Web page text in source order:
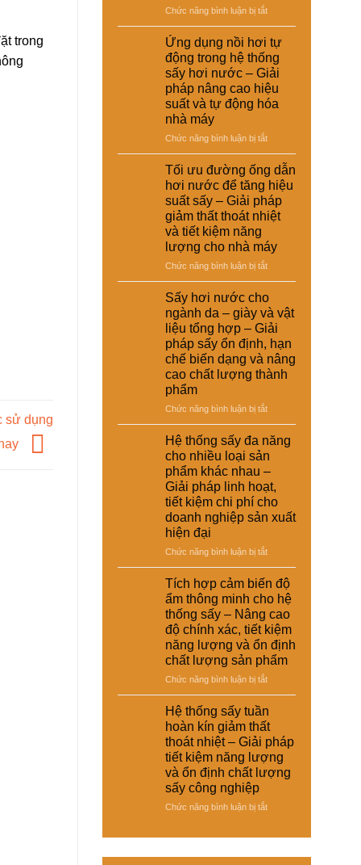
trong
sử dụng
Giải
pháp
nâng
cao
chất
hiệu
suất
tái
chế
nước
và
sấy
điện
–
giải
pháp
kinh
tế
cho
nhà
Chức năng bình luận bị tắtở
hơi
nước
trong
chế
biến
thức
Giải
pháp
ổn
định
dưỡng
nâng
cao
chất
lượng
sản
phẩm
Ứng dụng nồi hơi tự
động trong hệ thống
sấy hơi nước – Giải
pháp nâng cao hiệu
suất và tự động hóa
nhà máy
Chức năng bình luận bị tắtở
dụng
nồi
hơi
tự
động
hệ
nước
–
Giải
pháp
nâng
cao
và
tự
động
hóa
máy
Tối ưu đường ống dẫn
hơi nước để tăng hiệu
suất sấy – Giải pháp
giảm thất thoát nhiệt
và tiết kiệm năng
lượng cho nhà máy
Chức năng bình luận bị tắtở
đường
ống
dẫn
hơi
nước
để
–
Giải
pháp
giảm
thất
tiết
kiệm
năng
lượng
nhà
máy
Sấy hơi nước cho
ngành da – giày và vật
liệu tổng hợp – Giải
pháp sấy ổn định, hạn
chế biến dạng và nâng
cao chất lượng thành
phẩm
Chức năng bình luận bị tắtở
hơi
nước
cho
da
–
giày
hợp
–
Giải
pháp
sấy
ổn
hạn
chế
biến
dạng
và
nâng
cao
chất
thành
Hệ thống sấy đa năng
cho nhiều loại sản
phẩm khác nhau –
Giải pháp linh hoạt,
tiết kiệm chi phí cho
doanh nghiệp sản xuất
hiện đại
Chức năng bình luận bị tắtở
thống
sấy
đa
năng
cho
nhiều
loại
nhau
–
Giải
pháp
linh
kiệm
phí
Tích hợp cảm biến độ
ẩm thông minh cho hệ
thống sấy – Nâng cao
độ chính xác, tiết kiệm
năng lượng và ổn định
chất lượng sản phẩm
Chức năng bình luận bị tắtở
biến
độ
ẩm
thông
–
Hệ thống sấy tuần
hoàn kín giảm thất
thoát nhiệt – Giải pháp
tiết kiệm năng lượng
và ổn định chất lượng
sấy công nghiệp
Chức năng bình luận bị tắtở